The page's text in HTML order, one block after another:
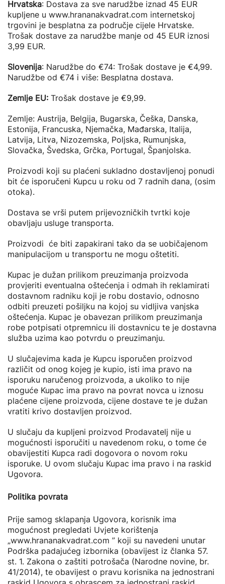
Hrvatska: Dostava za sve narudžbe iznad 45 EUR
kupljene u www.hrananakvadrat.com internetskoj
trgovini je besplatna za područje cijele Hrvatske.
Trošak dostave za narudžbe manje od 45 EUR iznosi
3,99 EUR.
Slovenija: Narudžbe do €74: Trošak dostave je €4,99.
Narudžbe od €74 i više: Besplatna dostava.
Zemlje EU: Trošak dostave je €9,99.
Zemlje: Austrija, Belgija, Bugarska, Češka, Danska,
Estonija, Francuska, Njemačka, Mađarska, Italija,
Latvija, Litva, Nizozemska, Poljska, Rumunjska,
Slovačka, Švedska, Grčka, Portugal, Španjolska.
Proizvodi koji su plaćeni sukladno dostavljenoj ponudi
bit će isporučeni Kupcu u roku od 7 radnih dana, (osim
otoka).
Dostava se vrši putem prijevozničkih tvrtki koje
obavljaju usluge transporta.
Proizvodi će biti zapakirani tako da se uobičajenom
manipulacijom u transportu ne mogu oštetiti.
Kupac je dužan prilikom preuzimanja proizvoda
provjeriti eventualna oštećenja i odmah ih reklamirati
dostavnom radniku koji je robu dostavio, odnosno
odbiti preuzeti pošiljku na kojoj su vidljiva vanjska
oštećenja. Kupac je obavezan prilikom preuzimanja
robe potpisati otpremnicu ili dostavnicu te je dostavna
služba uzima kao potvrdu o preuzimanju.
U slučajevima kada je Kupcu isporučen proizvod
različit od onog kojeg je kupio, isti ima pravo na
isporuku naručenog proizvoda, a ukoliko to nije
moguće Kupac ima pravo na povrat novca u iznosu
plaćene cijene proizvoda, cijene dostave te je dužan
vratiti krivo dostavljen proizvod.
U slučaju da kupljeni proizvod Prodavatelj nije u
mogućnosti isporučiti u navedenom roku, o tome će
obavijestiti Kupca radi dogovora o novom roku
isporuke. U ovom slučaju Kupac ima pravo i na raskid
Ugovora.
Politika povrata
Prije samog sklapanja Ugovora, korisnik ima
mogućnost pregledati Uvjete korištenja
„www.hrananakvadrat.com ” koji su navedeni unutar
Podrška padajućeg izbornika (obavijest iz članka 57.
st. 1. Zakona o zaštiti potrošača (Narodne novine, br.
41/2014), te obavijest o pravu korisnika na jednostrani